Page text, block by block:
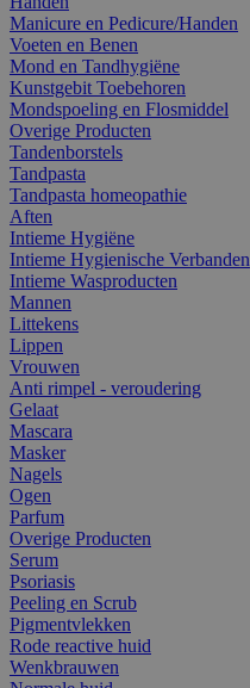
Manicure en Pedicure/Handen
Voeten en Benen
Mond en Tandhygiëne
Kunstgebit Toebehoren
Mondspoeling en Flosmiddel
Overige Producten
Tandenborstels
Tandpasta
Tandpasta homeopathie
Aften
Intieme Hygiëne
Intieme Hygienische Verbanden
Intieme Wasproducten
Mannen
Littekens
Lippen
Vrouwen
Anti rimpel - veroudering
Gelaat
Mascara
Masker
Nagels
Ogen
Parfum
Overige Producten
Serum
Psoriasis
Peeling en Scrub
Pigmentvlekken
Rode reactive huid
Wenkbrauwen